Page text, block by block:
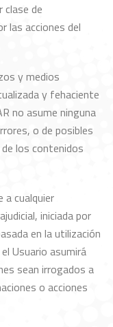
clase de
las acciones del
y medios
y fehaciente
no asume ninguna
o de posibles
los contenidos
a cualquier
iniciada por
en la utilización
Usuario asumirá
sean irrogados a
o acciones